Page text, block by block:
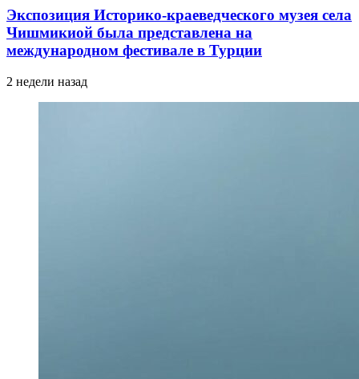
Экспозиция Историко-краеведческого музея села
Чишмикиой была представлена на
международном фестивале в Турции
2 недели назад